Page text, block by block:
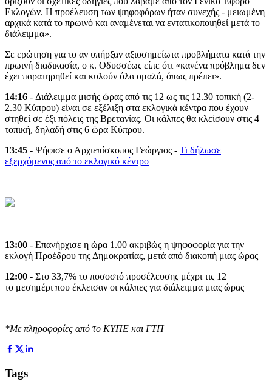
Εκλογών. Η προέλευση των ψηφοφόρων ήταν συνεχής - μειωμένη
αρχικά κατά το πρωινό και αναμένεται να εντατικοποιηθεί μετά το
διάλειμμα».
Σε ερώτηση για το αν υπήρξαν αξιοσημείωτα προβλήματα κατά την
πρωινή διαδικασία, ο κ. Οδυσσέως είπε ότι «κανένα πρόβλημα δεν
έχει παρατηρηθεί και κυλούν όλα ομαλά, όπως πρέπει».
14:16 - Διάλειμμα μισής ώρας από τις 12 ως τις 12.30 τοπική (2-
2.30 Κύπρου) είναι σε εξέλιξη στα εκλογικά κέντρα που έχουν
στηθεί σε έξι πόλεις της Βρετανίας. Οι κάλπες θα κλείσουν στις 4
τοπική, δηλαδή στις 6 ώρα Κύπρου.
13:45 - Ψήφισε ο Αρχιεπίσκοπος Γεώργιος - Τι δήλωσε
εξερχόμενος από το εκλογικό κέντρο
13:00 - Επανήρχισε η ώρα 1.00 ακριβώς η ψηφοφορία για την
εκλογή Προέδρου της Δημοκρατίας, μετά από διακοπή μιας ώρας
12:00 - Στο 33,7% το ποσοστό προσέλευσης μέχρι τις 12
το μεσημέρι που έκλεισαν οι κάλπες για διάλειμμα μιας ώρας
*Με πληροφορίες από το ΚΥΠΕ και ΓΤΠ
Tags